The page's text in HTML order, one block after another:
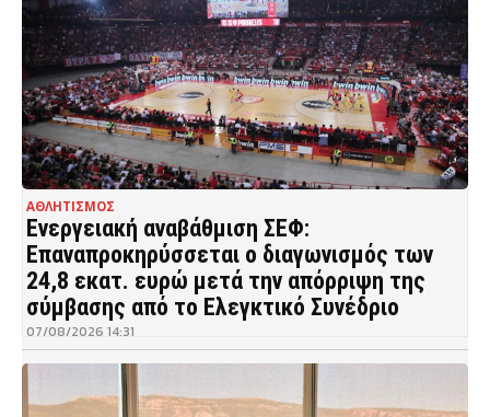
ΑΘΛΗΤΙΣΜΟΣ
Ενεργειακή αναβάθμιση ΣΕΦ:
Επαναπροκηρύσσεται ο διαγωνισμός των
24,8 εκατ. ευρώ μετά την απόρριψη της
σύμβασης από το Ελεγκτικό Συνέδριο
07/08/2026 14:31